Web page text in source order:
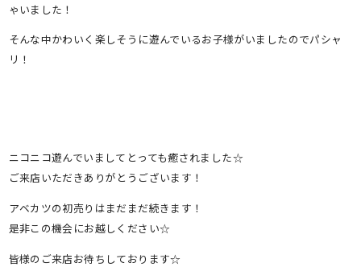
ゃいました！
そんな中かわいく楽しそうに遊んでいるお子様がいましたのでパシャ
リ！
ニコニコ遊んでいましてとっても癒されました☆
ご来店いただきありがとうございます！
アベカツの初売りはまだまだ続きます！
是非この機会にお越しください☆
皆様のご来店お待ちしております☆